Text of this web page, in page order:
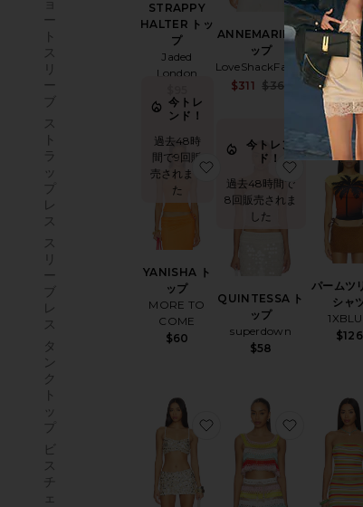
ー
ト
ス
リ
ー
ブ
ス
ト
ラ
ッ
プ
レ
ス
ス
リ
ー
ブ
レ
ス
タ
ン
ク
ト
ッ
プ
ビ
ス
チ
ェ
STRAPPY
HALTER トッ
プ
Jaded
London
ANNEMARIE ト
ップ
LoveShackFancy
Sale price:
$311
Previous
$365
COSMO
For
$123
今トレ
ンド！
過去48時
間で9回販
売されまし
た
YANISHA ト
ップ
MORE TO
COME
$60
お気に入りYANISHA ト
今トレン
ド！
過去48時間で
8回販売されま
した
QUINTESSA ト
ップ
superdown
$58
お気に入
パームツ
シャ
$126
お気に入りSOIREE ク
お気に入